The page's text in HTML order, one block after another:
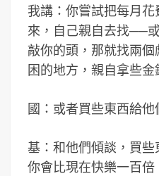
我講：你嘗試把每月
來，自己親自去找──
敲你的頭，那就找兩
困的地方，親自拿些金
國：或者買些東西給他
基：和他們傾談，買
你會比現在快樂一百倍